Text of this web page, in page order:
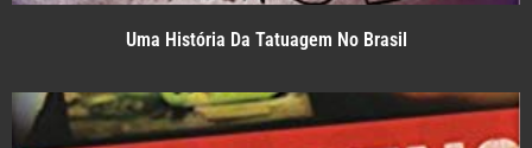
Uma História Da Tatuagem No Brasil